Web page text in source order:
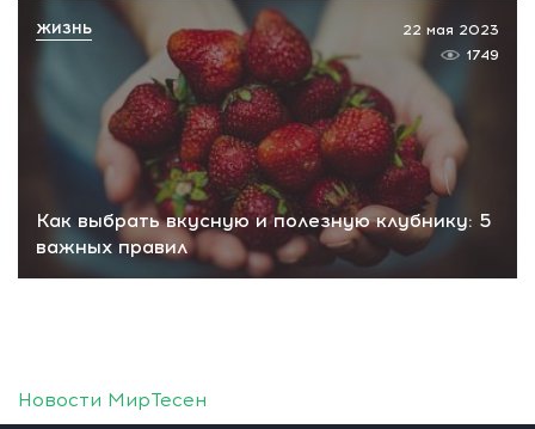
Как выбрать вкусную и полезную клубнику: 5
важных правил
22 мая 2023
1749
ЖИЗНЬ
Новости МирТесен